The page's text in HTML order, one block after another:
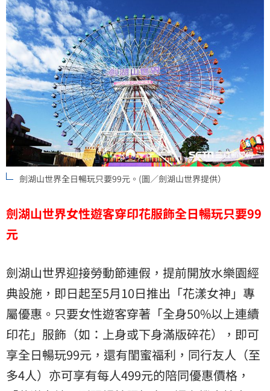
劍湖山世界全日暢玩只要99元。(圖／劍湖山世界提供）
劍湖山世界女性遊客穿印花服飾全日暢玩只要99
元
劍湖山世界迎接勞動節連假，提前開放水樂園經
典設施，即日起至5月10日推出「花漾女神」專
屬優惠。只要女性遊客穿著「全身50%以上連續
印花」服飾（如：上身或下身滿版碎花），即可
享全日暢玩99元，還有閨蜜福利，同行友人（至
多4人）亦可享有每人499元的陪同優惠價格，